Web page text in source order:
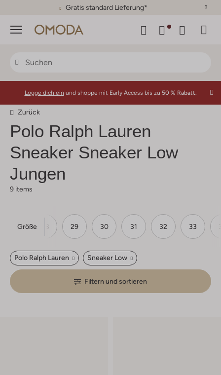
30 Tage Rückgaberecht
Menü
Logge dich ein und shoppe mit Early Access bis zu 50 % Rabatt.
Zurück
Polo Ralph Lauren
Sneaker Sneaker Low
Jungen
9 items
Größe
27 28 29 30 31 32 33
Polo Ralph Lauren Sneaker Low
Filtern und sortieren